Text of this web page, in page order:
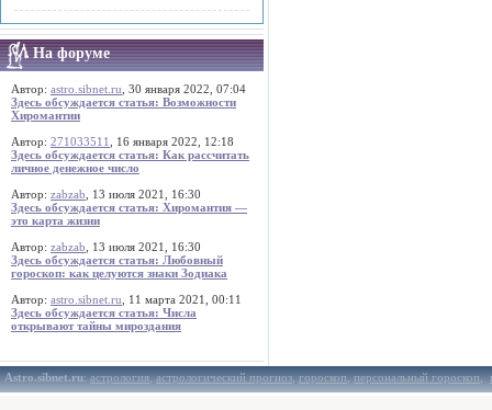
На форуме
Автор: astro.sibnet.ru , 30 января 2022, 07:04
Здесь обсуждается статья: Возможности
Хиромантии
Автор: 271033511
, 16 января 2022, 12:18
Здесь обсуждается статья: Как рассчитать
личное денежное число
Автор: zabzab , 13 июля 2021, 16:30
Здесь обсуждается статья: Хиромантия —
это карта жизни
Автор: zabzab , 13 июля 2021, 16:30
Здесь обсуждается статья: Любовный
гороскоп: как целуются знаки Зодиака
Автор: astro.sibnet.ru , 11 марта 2021, 00:11
Здесь обсуждается статья: Числа
открывают тайны мироздания
Astro.sibnet.ru:астрология,астрологический прогноз,гороскоп,персональный гороскоп,